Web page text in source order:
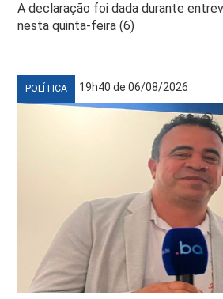
A declaração foi dada durante
nesta quinta-feira (6)
POLÍTICA 19h40 de 06/08/2026